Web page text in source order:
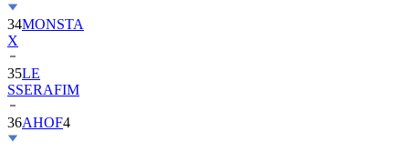
34MONSTA
X
35LE
SSERAFIM
36AHOF4